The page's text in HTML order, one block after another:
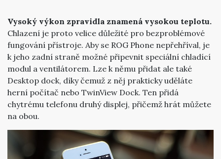
Vysoký výkon zpravidla znamená vysokou teplotu.
Chlazení je proto velice důležité pro bezproblémové
fungování přístroje. Aby se ROG Phone nepřehříval, je
k jeho zadní straně možné připevnit speciální chladící
modul a ventilátorem. Lze k němu přidat ale také
Desktop dock, díky čemuž z něj prakticky uděláte
herní počítač nebo TwinView Dock. Ten přidá
chytrému telefonu druhý displej, přičemž hrát můžete
na obou.